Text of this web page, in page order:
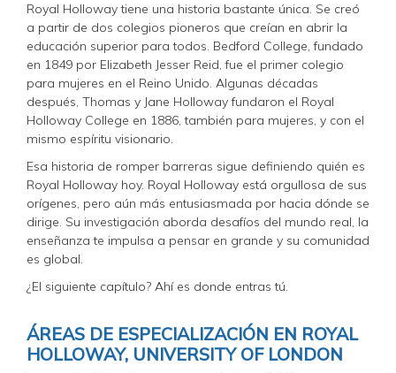
Royal Holloway tiene una historia bastante única. Se creó
a partir de dos colegios pioneros que creían en abrir la
educación superior para todos. Bedford College, fundado
en 1849 por Elizabeth Jesser Reid, fue el primer colegio
para mujeres en el Reino Unido. Algunas décadas
después, Thomas y Jane Holloway fundaron el Royal
Holloway College en 1886, también para mujeres, y con el
mismo espíritu visionario.
Esa historia de romper barreras sigue definiendo quién es
Royal Holloway hoy. Royal Holloway está orgullosa de sus
orígenes, pero aún más entusiasmada por hacia dónde se
dirige. Su investigación aborda desafíos del mundo real, la
enseñanza te impulsa a pensar en grande y su comunidad
es global.
¿El siguiente capítulo? Ahí es donde entras tú.
ÁREAS DE ESPECIALIZACIÓN EN ROYAL
HOLLOWAY, UNIVERSITY OF LONDON